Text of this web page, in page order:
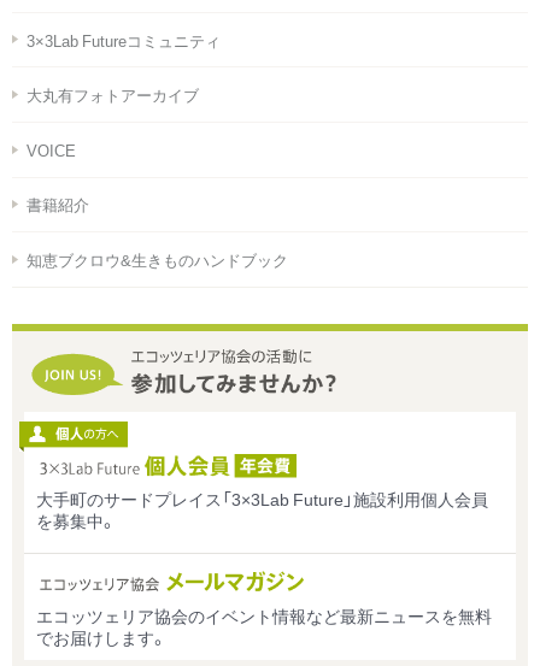
3×3Lab Futureコミュニティ
大丸有フォトアーカイブ
VOICE
書籍紹介
知恵ブクロウ&生きものハンドブック
大手町のサードプレイス「3×3Lab Future」施設利用個人会員
を募集中。
エコッツェリア協会のイベント情報など最新ニュースを無料
でお届けします。